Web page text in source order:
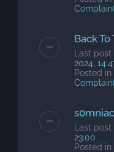
Back
Last
2024,
Posted in
Last
23:00
Posted in